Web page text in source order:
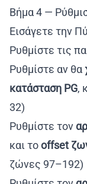
Βήμα 4 —
Εισάγετε την
Ρυθμίστε τις
Ρυθμίστε αν θα
κατάσταση PG,
32)
Ρυθμίστε τον
και τοoffset
ζώνες 97–192)